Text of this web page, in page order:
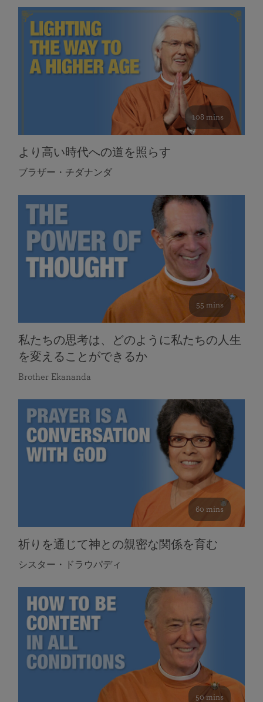
108 mins
より高い時代への道を照らす
ブラザー・チダナンダ
55 mins
私たちの思考は、どのように私たちの人生
を変えることができるか
Brother Ekananda
60 mins
祈りを通じて神との親密な関係を育む
シスター・ドラウパディ
50 mins